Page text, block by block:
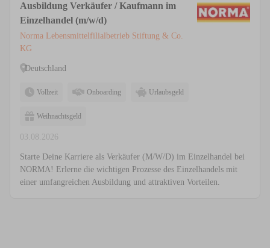
Ausbildung Verkäufer / Kaufmann im
Einzelhandel (m/w/d)
Norma Lebensmittelfilialbetrieb Stiftung & Co.
KG
Deutschland
Vollzeit Onboarding Urlaubsgeld
Weihnachtsgeld
03.08.2026
Starte Deine Karriere als Verkäufer (M/W/D) im Einzelhandel bei
NORMA! Erlerne die wichtigen Prozesse des Einzelhandels mit
einer umfangreichen Ausbildung und attraktiven Vorteilen.